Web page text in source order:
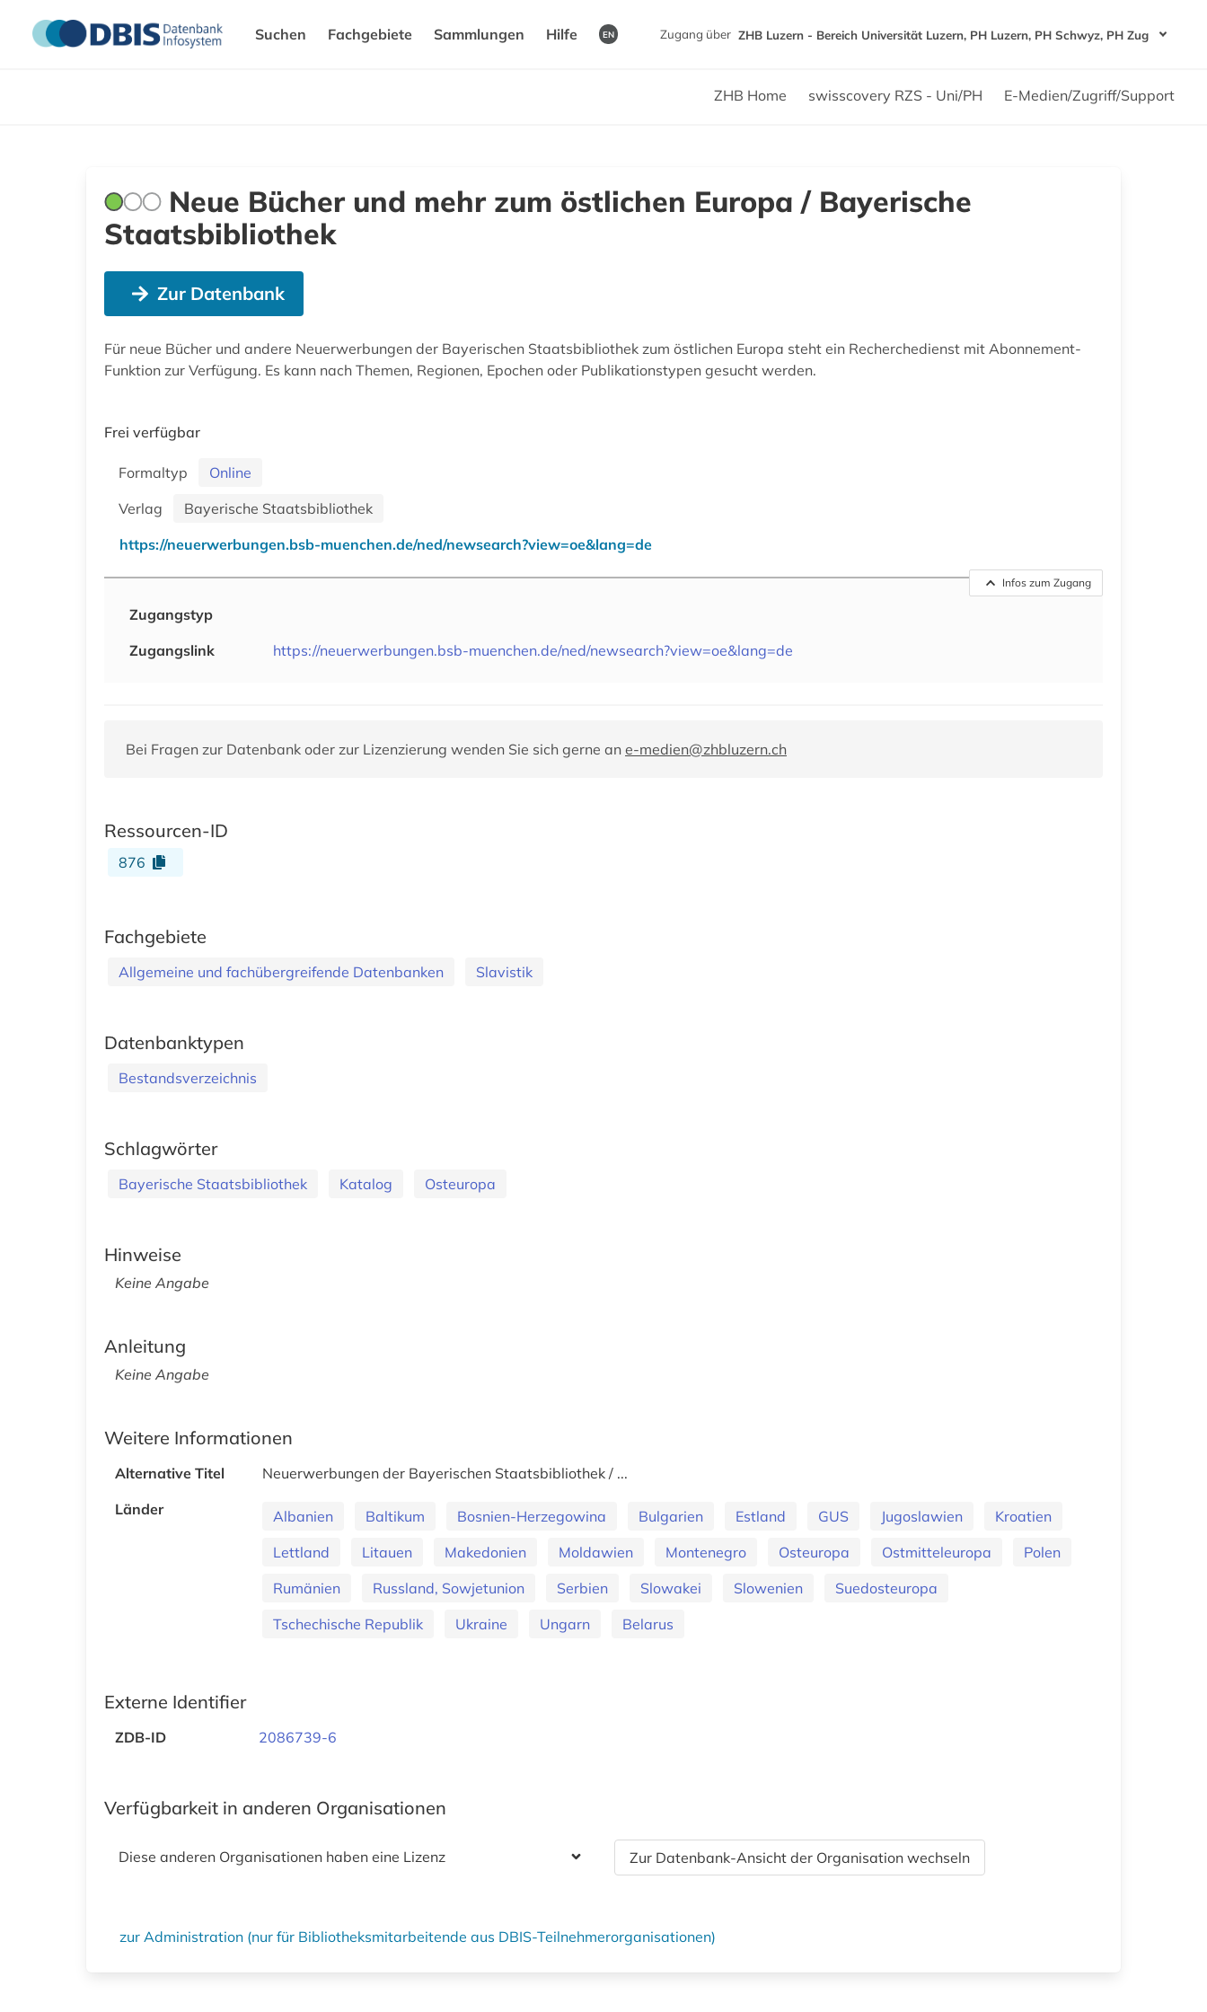
Suchen Fachgebiete Sammlungen Hilfe EN Zugang über ZHB Luzern - Bereich Universität Luzern, PH Luzern, PH Schwyz, PH Zug
ZHB Home swisscovery RZS - Uni/PH E-Medien/Zugriff/Support
Neue Bücher und mehr zum östlichen Europa / Bayerische
Staatsbibliothek
Zur Datenbank
Für neue Bücher und andere Neuerwerbungen der Bayerischen Staatsbibliothek zum östlichen Europa steht ein Recherchedienst mit Abonnement-
Funktion zur Verfügung. Es kann nach Themen, Regionen, Epochen oder Publikationstypen gesucht werden.
Frei verfügbar
Formaltyp
Online
Verlag
Bayerische Staatsbibliothek
https://neuerwerbungen.bsb-muenchen.de/ned/newsearch?view=oe&lang=de
Infos zum Zugang
Zugangstyp
Zugangslink
https://neuerwerbungen.bsb-muenchen.de/ned/newsearch?view=oe&lang=de
Bei Fragen zur Datenbank oder zur Lizenzierung wenden Sie sich gerne an e-medien@zhbluzern.ch
Ressourcen-ID
876
Fachgebiete
Allgemeine und fachübergreifende Datenbanken Slavistik
Datenbanktypen
Bestandsverzeichnis
Schlagwörter
Bayerische Staatsbibliothek Katalog Osteuropa
Hinweise
Keine Angabe
Anleitung
Keine Angabe
Weitere Informationen
Alternative Titel
Neuerwerbungen der Bayerischen Staatsbibliothek / ...
Länder
Albanien Baltikum Bosnien-Herzegowina Bulgarien Estland GUS Jugoslawien
Kroatien
Lettland
Litauen Makedonien Moldawien Montenegro Osteuropa Ostmitteleuropa
Polen
Rumänien
Russland, Sowjetunion Serbien Slowakei Slowenien
Suedosteuropa
Tschechische Republik
Ukraine Ungarn Belarus
Externe Identifier
ZDB-ID 2086739-6
Verfügbarkeit in anderen Organisationen
Diese anderen Organisationen haben eine Lizenz Zur Datenbank-Ansicht der Organisation wechseln
zur Administration (nur für Bibliotheksmitarbeitende aus DBIS-Teilnehmerorganisationen)